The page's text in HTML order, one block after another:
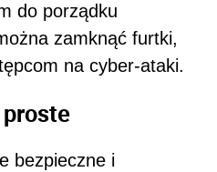
do porządku
zamknąć furtki,
na cyber-ataki.
bezpieczne i